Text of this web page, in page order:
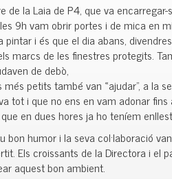
de la Laia de P4, que va
9h vam obrir portes i de mica en
pintar i és que el dia abans,
marcs de les finestres protegits.
de debò,
petits també van «ajudar”, a la
tot i que no ens en vam adonar
en dues hores ja ho teníem
bon humor i la seva col·laboració
Els croissants de la Directora i el
aquest bon ambient.